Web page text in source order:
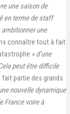
une saison de
en terme de staff
ambitionner une
connaître tout à fait
« d’une
peut être difficile
partie des grands
nouvelle dynamique
France voire à